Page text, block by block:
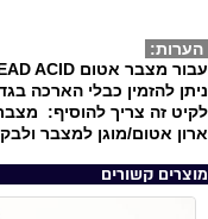
הערות:
עבור מצבר אטום LEAD ACID פריקה עמוקה - התקשרו לבדיקת מלאי.
ניתן להזמין כבלי הארכה
לקיט זה צריך להוסיף:
ארון אטום/מוגן למצבר
מוצרים קשורים